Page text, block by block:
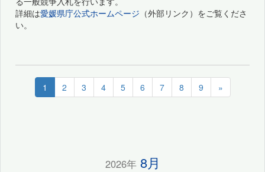
詳細は愛媛県庁公式ホームページ （外部リンク）をご覧くださ
い。
1 2 3 4 5 6 7 8 9 »
2026年8月